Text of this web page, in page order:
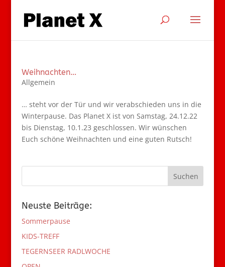
Weihnachten…
Allgemein
… steht vor der Tür und wir verabschieden uns in die
Winterpause. Das Planet X ist von Samstag, 24.12.22
bis Dienstag, 10.1.23 geschlossen. Wir wünschen
Euch schöne Weihnachten und eine guten Rutsch!
Neuste Beiträge:
Sommerpause
KIDS-TREFF
TEGERNSEER RADLWOCHE